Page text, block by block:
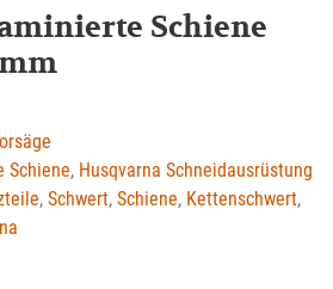
Schiene
Schiene, Husqvarna Schneidausrüstung
, Schwert, Schiene, Kettenschwert,